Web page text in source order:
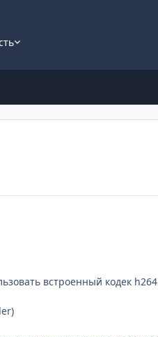
встроенный кодек